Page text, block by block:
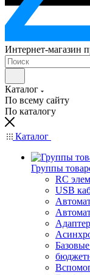
Интернет-магазин
Каталог
По всему сайту
По каталогу
Каталог
Группы
RC
USB